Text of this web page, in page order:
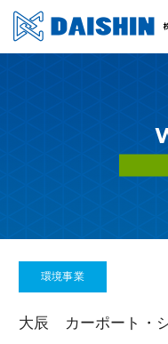
環境事業
大辰 カーポート・